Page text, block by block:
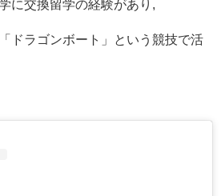
に交換留学の経験があり,
ドラゴンボート」という競技で活